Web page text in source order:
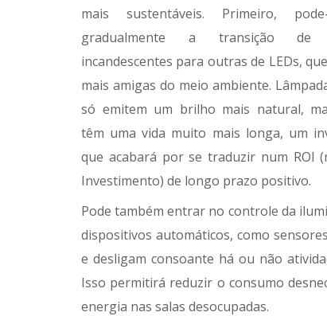
mais sustentáveis. Primeiro,
gradualmente a transição de
incandescentes para outras de LEDs,
mais amigas do meio ambiente.
só emitem um brilho mais natural,
têm uma vida muito mais longa, um
que acabará por se traduzir num ROI
Investimento) de longo prazo positivo.
Pode também entrar no controle da
dispositivos automáticos, como
e desligam consoante há ou não
Isso permitirá reduzir o consumo
energia nas salas desocupadas.